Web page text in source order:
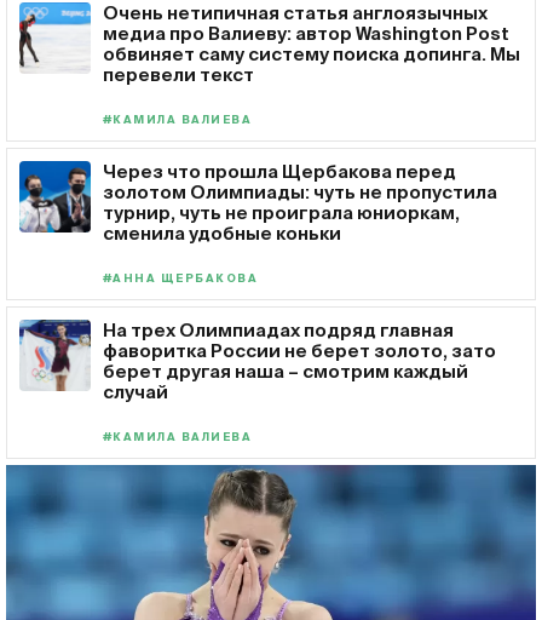
Очень нетипичная статья англоязычных
медиа про Валиеву: автор Washington Post
обвиняет саму систему поиска допинга. Мы
перевели текст
#КАМИЛА ВАЛИЕВА
Через что прошла Щербакова перед
золотом Олимпиады: чуть не пропустила
турнир, чуть не проиграла юниоркам,
сменила удобные коньки
#АННА ЩЕРБАКОВА
На трех Олимпиадах подряд главная
фаворитка России не берет золото, зато
берет другая наша – смотрим каждый
случай
#КАМИЛА ВАЛИЕВА